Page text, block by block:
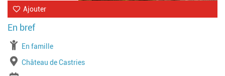
Ajouter
À partir de
En famille
Lieu
Château de Castries